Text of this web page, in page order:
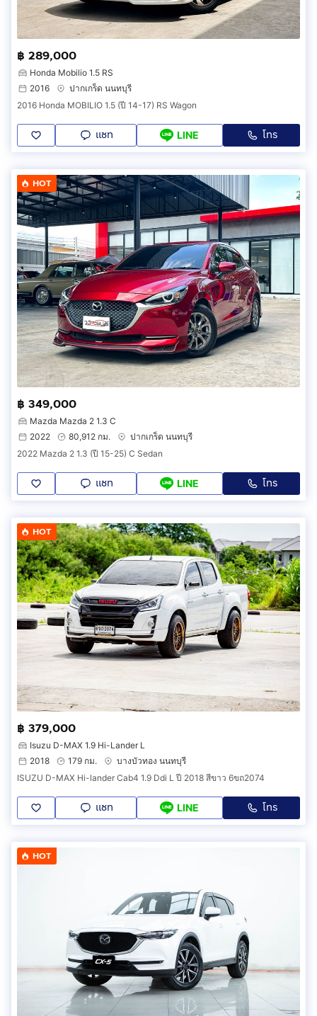
฿ 289,000
Honda Mobilio 1.5 RS
2016
ปากเกร็ด นนทบุรี
2016 Honda MOBILIO 1.5 (ปี 14-17) RS Wagon
แชท LINE โทร
HOT
฿ 349,000
Mazda Mazda 2 1.3 C
2022
80,912 กม.
ปากเกร็ด นนทบุรี
2022 Mazda 2 1.3 (ปี 15-25) C Sedan
แชท LINE โทร
HOT
฿ 379,000
Isuzu D-MAX 1.9 Hi-Lander L
2018
179 กม.
บางบัวทอง นนทบุรี
ISUZU D-MAX Hi-lander Cab4 1.9 Ddi L ปี 2018 สีขาว 6ขถ2074
แชท LINE โทร
HOT